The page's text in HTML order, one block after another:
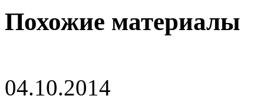
Похожие материалы
04.10.2014